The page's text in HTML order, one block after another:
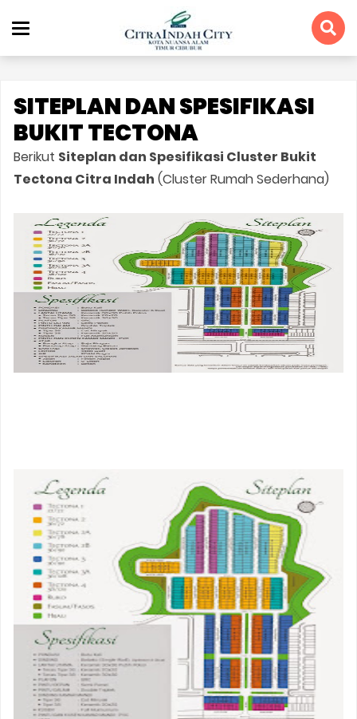
SITEPLAN DAN SPESIFIKASI
BUKIT TECTONA
Berikut Siteplan dan Spesifikasi Cluster Bukit
Tectona Citra Indah (Cluster Rumah Sederhana)